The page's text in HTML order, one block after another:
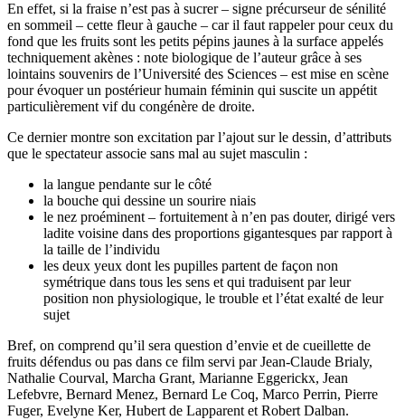
En effet, si la fraise n’est pas à sucrer – signe précurseur de sénilité
en sommeil – cette fleur à gauche – car il faut rappeler pour ceux du
fond que les fruits sont les petits pépins jaunes à la surface appelés
techniquement akènes : note biologique de l’auteur grâce à ses
lointains souvenirs de l’Université des Sciences – est mise en scène
pour évoquer un postérieur humain féminin qui suscite un appétit
particulièrement vif du congénère de droite.
Ce dernier montre son excitation par l’ajout sur le dessin, d’attributs
que le spectateur associe sans mal au sujet masculin :
la langue pendante sur le côté
la bouche qui dessine un sourire niais
le nez proéminent – fortuitement à n’en pas douter, dirigé vers
ladite voisine dans des proportions gigantesques par rapport à
la taille de l’individu
les deux yeux dont les pupilles partent de façon non
symétrique dans tous les sens et qui traduisent par leur
position non physiologique, le trouble et l’état exalté de leur
sujet
Bref, on comprend qu’il sera question d’envie et de cueillette de
fruits défendus ou pas dans ce film servi par Jean-Claude Brialy,
Nathalie Courval, Marcha Grant, Marianne Eggerickx, Jean
Lefebvre, Bernard Menez, Bernard Le Coq, Marco Perrin, Pierre
Fuger, Evelyne Ker, Hubert de Lapparent et Robert Dalban.